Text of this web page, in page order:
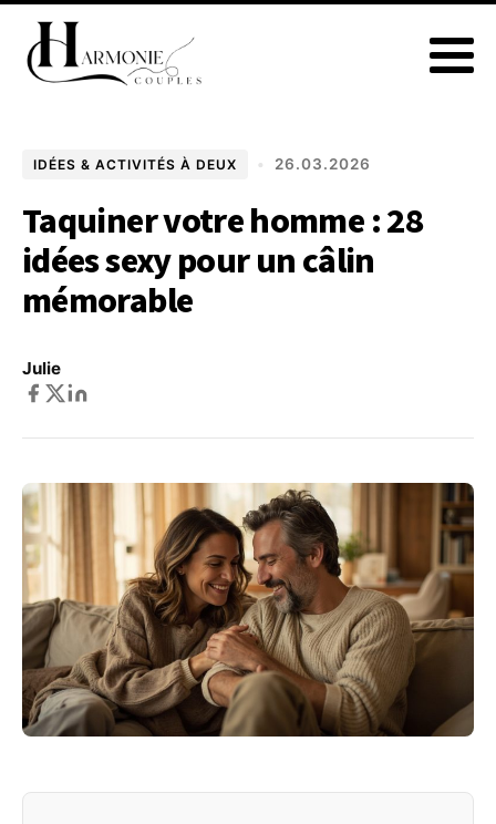
IDÉES & ACTIVITÉS À DEUX • 26.03.2026
Taquiner votre homme : 28
idées sexy pour un câlin
mémorable
Julie